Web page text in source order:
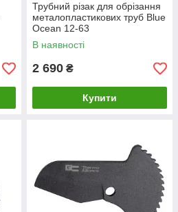
Трубний різак для обрізання
металопластикових труб Blue
Ocean 12-63
В наявності
2 690 ₴
Купити